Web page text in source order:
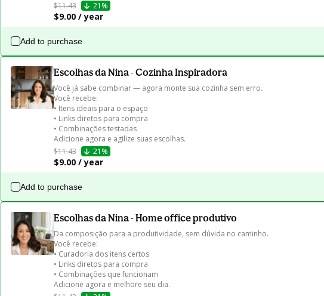
$11.43
21%
$9.00 / year
Add to purchase
Escolhas da Nina - Cozinha Inspiradora
Você já sabe combinar — agora monte sua cozinha sem erro.
Você recebe:
• Itens ideais para o espaço
• Links diretos para compra
• Combinações testadas
Adicione agora e agilize suas escolhas.
$11.43
21%
$9.00 / year
Add to purchase
Escolhas da Nina - Home office produtivo
Da composição para a produtividade, sem dúvida no caminho.
Você recebe:
• Curadoria dos itens certos
• Links diretos para compra
• Combinações que funcionam
Adicione agora e melhore seu dia.